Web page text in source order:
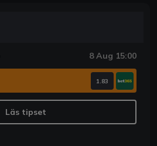
8 Aug 15:00
1.83
Läs tipset